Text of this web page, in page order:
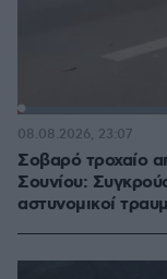
Σοβαρό τροχαίο
Σουνίου:
αστυνομικοί
08.08.2026, 23:07